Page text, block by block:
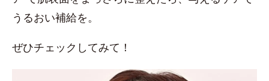
うるおい補給を。
ぜひチェックしてみて！